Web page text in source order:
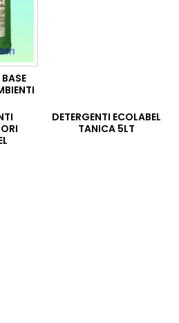
DETERGENTI ECOLABEL
TANICA 5LT